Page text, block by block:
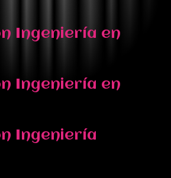
Ingeniería en
Ingeniería en
Ingeniería